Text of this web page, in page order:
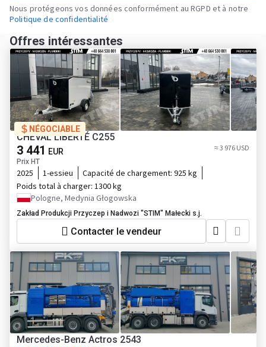
Nous protégeons vos données conformément au RGPD et à notre
Politique de confidentialité
Offres intéressantes
NÉGOCIABLE
CHEVAL LIBERTÉ C255
3 441 EUR
Prix HT
≈ 3 976 USD
2025 1-essieu Capacité de chargement: 925 kg
Poids total à charger: 1300 kg
Pologne, Medynia Głogowska
Zakład Produkcji Przyczep i Nadwozi "STIM" Małecki s.j.
Contacter le vendeur
Mercedes-Benz Actros 2543